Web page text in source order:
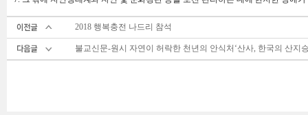
2018 행복충전 나드리 참석
불교신문-원시 자연이 허락한 천년의 안식처‘산사, 한국의 산지